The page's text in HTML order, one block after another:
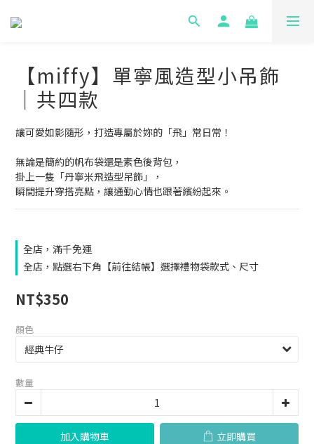
【miffy】單寧風造型小吊飾
｜共四款
讓可愛如影隨形，打造專屬於妳的「飛」常日常！
無論是簡約的帆布袋還是素色後背包，
掛上一隻「丹寧米飛造型吊飾」，
瞬間提升穿搭亮點，讓通勤心情也跟著繽紛起來。
全店，滿千免運
全店，點選右下角【前往結帳】選擇禮物袋款式、尺寸
NT$350
顏色
數量
加入購物車 立即購買